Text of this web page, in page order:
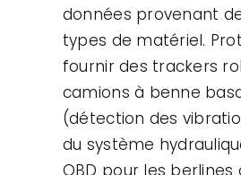
données provenant
types de matériel.
fournir des trackers
camions à benne
(détection des
du système
OBD pour les berlines